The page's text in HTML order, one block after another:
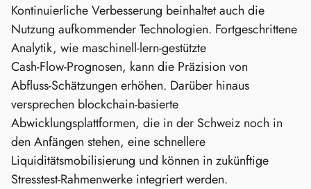
Kontinuierliche Verbesserung beinhaltet auch die
Nutzung aufkommender Technologien. Fortgeschrittene
Analytik, wie maschinell‑lern‑gestützte
Cash‑Flow‑Prognosen, kann die Präzision von
Abfluss‑Schätzungen erhöhen. Darüber hinaus
versprechen blockchain‑basierte
Abwicklungsplattformen, die in der Schweiz noch in
den Anfängen stehen, eine schnellere
Liquiditätsmobilisierung und können in zukünftige
Stresstest‑Rahmenwerke integriert werden.